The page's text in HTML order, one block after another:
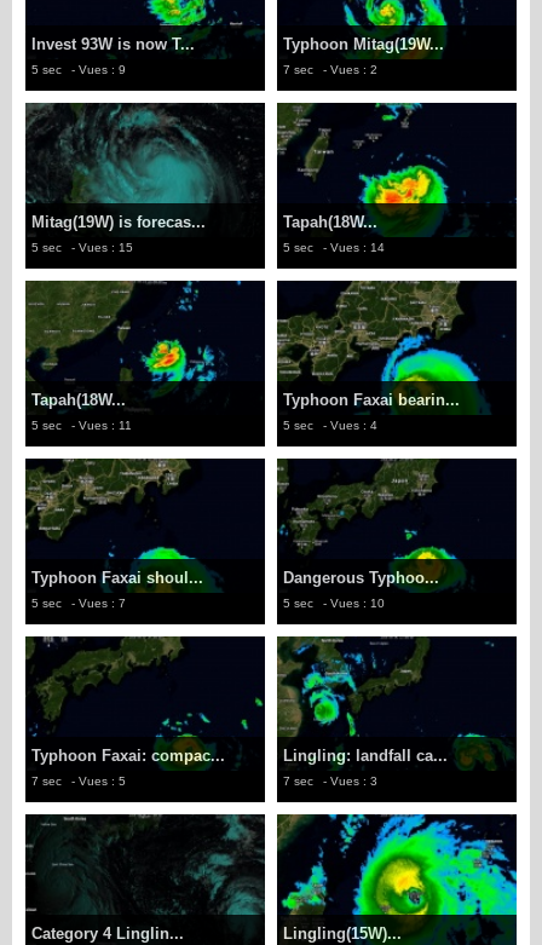
Invest 93W is now T...
5 sec - Vues : 9
Typhoon Mitag(19W...
7 sec - Vues : 2
Mitag(19W) is forecas...
5 sec - Vues : 15
Tapah(18W...
5 sec - Vues : 14
Tapah(18W...
5 sec - Vues : 11
Typhoon Faxai bearin...
5 sec - Vues : 4
Typhoon Faxai shoul...
5 sec - Vues : 7
Dangerous Typhoo...
5 sec - Vues : 10
Typhoon Faxai: compac...
7 sec - Vues : 5
Lingling: landfall ca...
7 sec - Vues : 3
Category 4 Linglin... Lingling(15W)...